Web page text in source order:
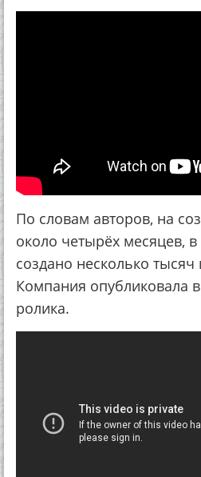
По словам авторов, на
около четырёх месяцев,
создано несколько
Компания опубликовала
ролика.